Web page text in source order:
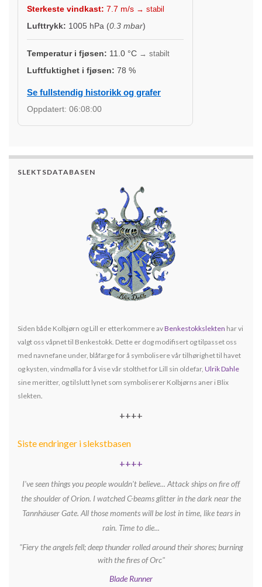
Sterkeste vindkast: 7.7 m/s → stabil
Lufttrykk: 1005 hPa (0.3 mbar)
Temperatur i fjøsen: 11.0 °C → stabilt
Luftfuktighet i fjøsen: 78 %
Se fullstendig historikk og grafer
Oppdatert: 06:08:00
SLEKTSDATABASEN
Siden både Kolbjørn og Lill er etterkommere avBenkestokkslekten har vi
valgt oss våpnet til Benkestokk. Dette er dog modifisert og tilpasset oss
med navnefane under, blåfarge for å symbolisere vår tilhørighet til havet
og kysten, vindmølla for å vise vår stolthet for Lill sin oldefar, Ulrik Dahle
sine meritter, og tilslutt lynet som symboliserer Kolbjørns aner i Blix
slekten
++++
Siste endringer i slekstbasen
++++
I've seen things you people wouldn't believe... Attack ships on fire off
the shoulder of Orion. I watched C-beams glitter in the dark near the
Tannhäuser Gate. All those moments will be lost in time, like tears in
rain. Time to die...
"Fiery the angels fell; deep thunder rolled around their shores; burning
with the fires of Orc"
Blade Runner